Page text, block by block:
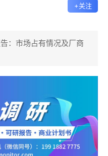
+关注
：市场占有情况及厂商